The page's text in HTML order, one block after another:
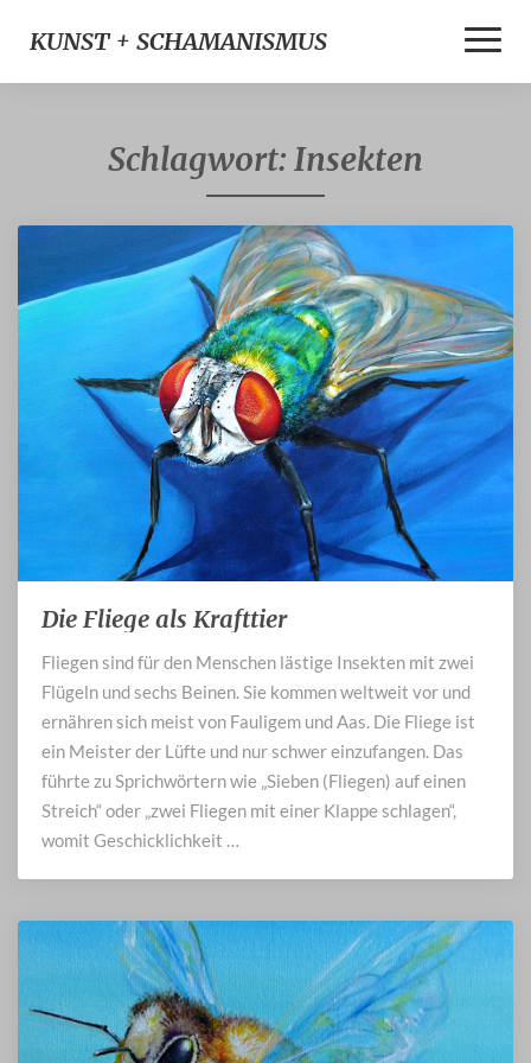
Toggle
KUNST + SCHAMANISMUS
Schlagwort: Insekten
Die
als
Krafttier
Die Fliege als Krafttier
Fliegen sind für den Menschen lästige Insekten mit zwei
Flügeln und sechs Beinen. Sie kommen weltweit vor und
ernähren sich meist von Fauligem und Aas. Die Fliege ist
ein Meister der Lüfte und nur schwer einzufangen. Das
führte zu Sprichwörtern wie „Sieben (Fliegen) auf einen
Streich“ oder „zwei Fliegen mit einer Klappe schlagen“,
womit Geschicklichkeit …